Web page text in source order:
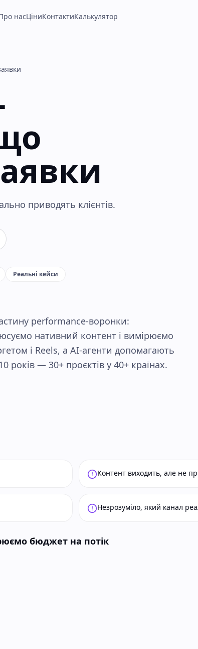
насЦіниКонтактиКалькулятор
приводять клієнтів.
Реальні кейси
performance-воронки:
нативний контент і вимірюємо
і Reels, а AI-агенти допомагають
— 30+ проєктів у 40+ країнах.
Контент виходить, але не
Незрозуміло, який канал
бюджет на потік